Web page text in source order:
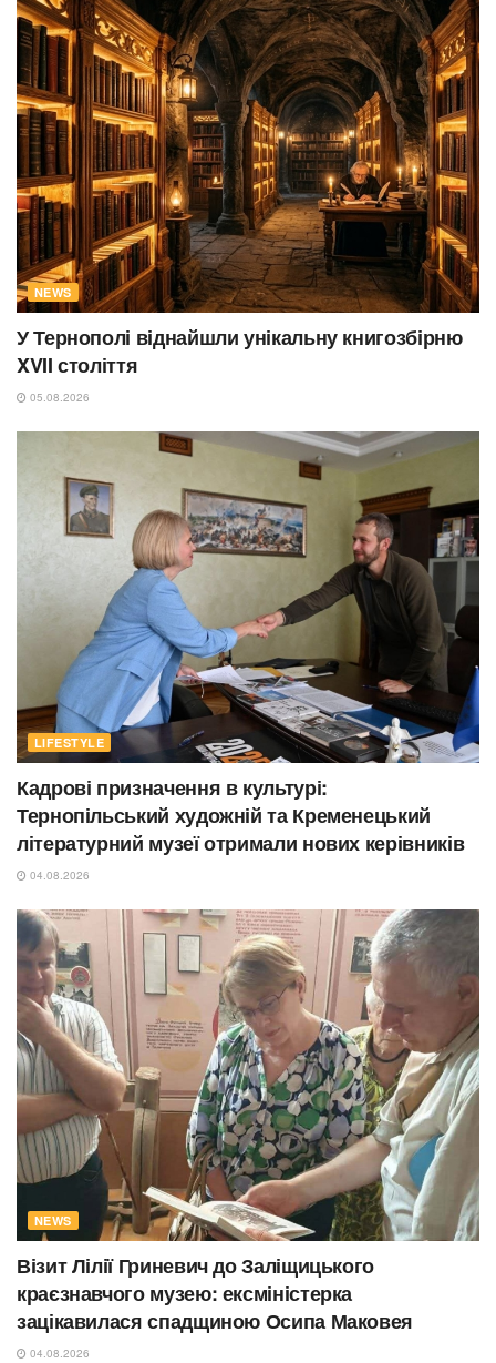
NEWS
У Тернополі віднайшли унікальну книгозбірню
XVII століття
05.08.2026
LIFESTYLE
Кадрові призначення в культурі:
Тернопільський художній та Кременецький
літературний музеї отримали нових керівників
04.08.2026
NEWS
Візит Лілії Гриневич до Заліщицького
краєзнавчого музею: ексміністерка
зацікавилася спадщиною Осипа Маковея
04.08.2026